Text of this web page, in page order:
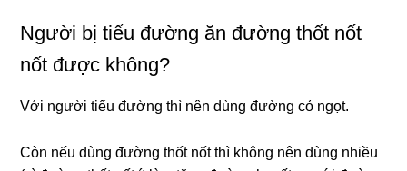
Người bị tiểu đường ăn đường thốt nốt
nốt được không?
Với người tiểu đường thì nên dùng đường cỏ ngọt.
Còn nếu dùng đường thốt nốt thì không nên dùng nhiều